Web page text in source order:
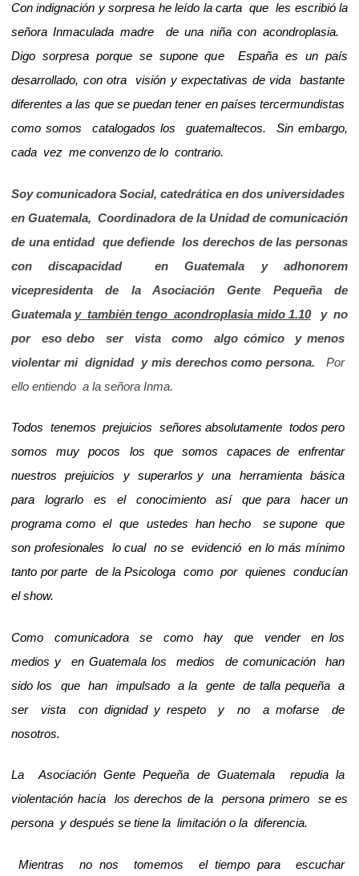
Con indignación y sorpresa he leído la carta que les escribió la
señora Inmaculada madre de una niña con acondroplasia.
Digo sorpresa porque se supone que España es un país
desarrollado, con otra visión y expectativas de vida bastante
diferentes a las que se puedan tener en países tercermundistas
como somos catalogados los guatemaltecos. Sin embargo,
cada vez me convenzo de lo contrario.
Soy comunicadora Social, catedrática en dos universidades
en Guatemala, Coordinadora de la Unidad de comunicación
de una entidad que defiende los derechos de las personas
con discapacidad en Guatemala y adhonorem
vicepresidenta de la Asociación Gente Pequeña de
Guatemala y también tengo acondroplasia mido 1.10y no
por eso debo ser vista como algo cómico y menos
violentar mi dignidad y mis derechos como persona. Por
ello entiendo a la señora Inma.
Todos tenemos prejuicios señores absolutamente todos pero
somos muy pocos los que somos capaces de enfrentar
nuestros prejuicios y superarlos y una herramienta básica
para lograrlo es el conocimiento así que para hacer un
programa como el que ustedes han hecho se supone que
son profesionales lo cual no se evidenció en lo más mínimo
tanto por parte de la Psicologa como por quienes conducían
el show.
Como comunicadora se como hay que vender en los
medios y en Guatemala los medios de comunicación han
sido los que han impulsado a la gente de talla pequeña a
ser vista con dignidad y respeto y no a mofarse de
nosotros.
La Asociación Gente Pequeña de Guatemala repudia la
violentación hacia los derechos de la persona primero se es
persona y después se tiene la limitación o la diferencia.
Mientras no nos tomemos el tiempo para escuchar